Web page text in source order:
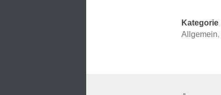
Kategorie
Allgemein,